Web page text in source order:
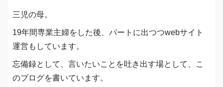
三児の母。
19年間専業主婦をした後、パートに出つつwebサイト
運営もしています。
忘備録として、言いたいことを吐き出す場として、こ
のブログを書いています。